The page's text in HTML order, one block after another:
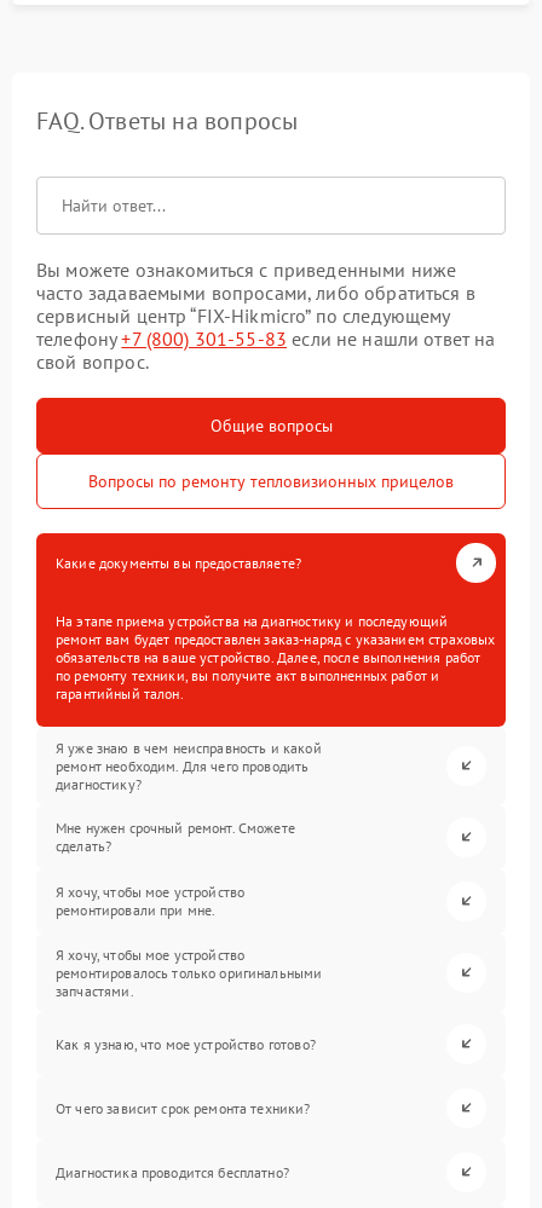
FAQ. Ответы на вопросы
Вы можете ознакомиться с приведенными ниже
часто задаваемыми вопросами, либо обратиться в
сервисный центр “FIX-Hikmicro” по следующему
телефону+7 (800) 301-55-83 если не нашли ответ на
свой вопрос.
Общие вопросы
Вопросы по ремонту тепловизионных прицелов
Какие документы вы предоставляете?
На этапе приема устройства на диагностику и последующий
ремонт вам будет предоставлен заказ-наряд с указанием страховых
обязательств на ваше устройство. Далее, после выполнения работ
по ремонту техники, вы получите акт выполненных работ и
гарантийный талон.
Я уже знаю в чем неисправность и какой
ремонт необходим. Для чего проводить
диагностику?
Мне нужен срочный ремонт. Сможете
сделать?
Я хочу, чтобы мое устройство
ремонтировали при мне.
Я хочу, чтобы мое устройство
ремонтировалось только оригинальными
запчастями.
Как я узнаю, что мое устройство готово?
От чего зависит срок ремонта техники?
Диагностика проводится бесплатно?